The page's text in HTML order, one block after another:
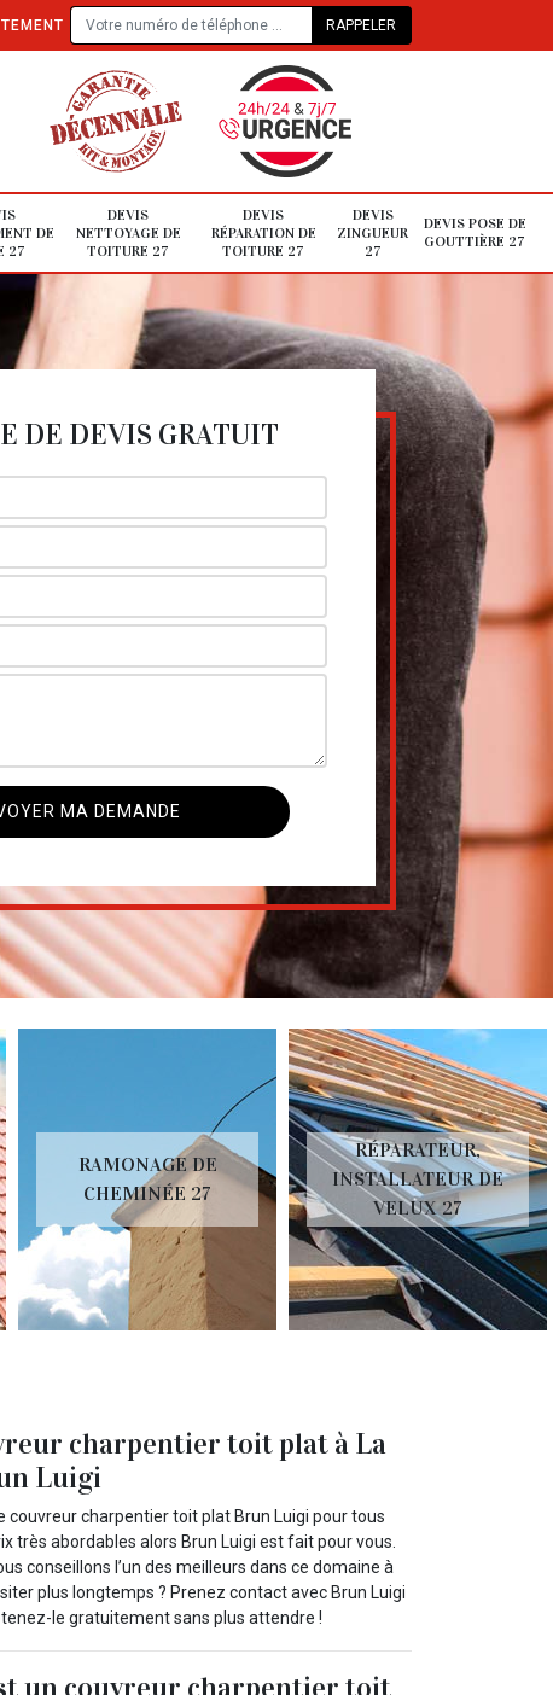
DE
27
DEVIS
NETTOYAGE DE
TOITURE 27
DEVIS
RÉPARATION DE
TOITURE 27
DEVIS
ZINGUEUR
27
DEVIS POSE DE
GOUTTIÈRE 27
DE DEVIS GRATUIT
RAMONAGE DE
CHEMINÉE 27
RÉPARATEUR,
INSTALLATEUR DE
VELUX 27
charpentier toit plat à La
Luigi
charpentier toit plat Brun Luigi pour tous
très abordables alors Brun Luigi est fait pour vous.
conseillons l’un des meilleurs dans ce domaine à
plus longtemps ? Prenez contact avec Brun Luigi
le gratuitement sans plus attendre !
un couvreur charpentier toit